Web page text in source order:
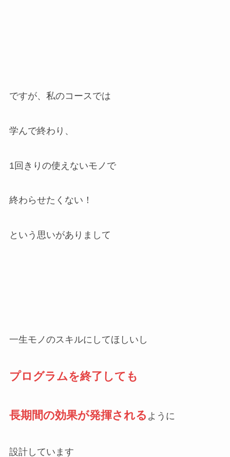
ですが、私のコースでは
学んで終わり、
1回きりの使えないモノで
終わらせたくない！
という思いがありまして
一生モノのスキルにしてほしいし
プログラムを終了しても
長期間の効果が発揮される ように
設計しています